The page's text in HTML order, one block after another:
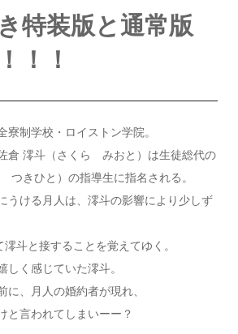
特装版と通常版
！！
寮制学校・ロイストン学院。
倉 澪斗（さくら みおと）は生徒総代の
きひと）の指導生に指名される。
うける月人は、澪斗の影響により少しず
斗と接することを覚えてゆく。
く感じていた澪斗。
に、月人の婚約者が現れ、
と言われてしまいーー？